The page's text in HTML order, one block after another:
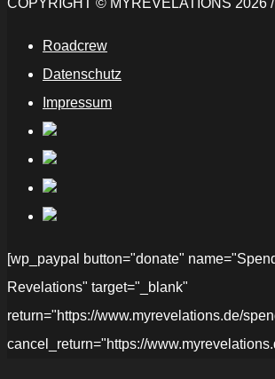
COPYRIGHT © MYREVELATIONS 2026 /
Roadcrew
Datenschutz
Impressum
[wp_paypal button="donate"
Revelations" target="_blank"
return="https://www.myrevelations.de/
cancel_return="https://